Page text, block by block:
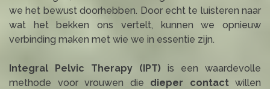
we het bewust doorhebben. Door echt te luisteren naar
wat het bekken ons vertelt, kunnen we opnieuw
verbinding maken met wie we in essentie zijn.
Integral Pelvic Therapy (IPT) is een waardevolle
methode voor vrouwen die dieper contactwillen